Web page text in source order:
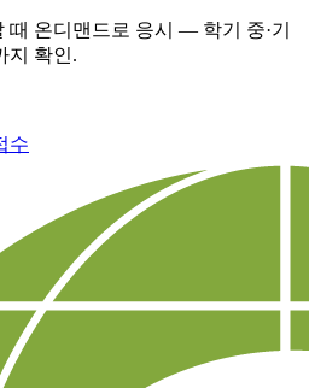
온디맨드로 응시 — 학기 중·기
지 확인.
수